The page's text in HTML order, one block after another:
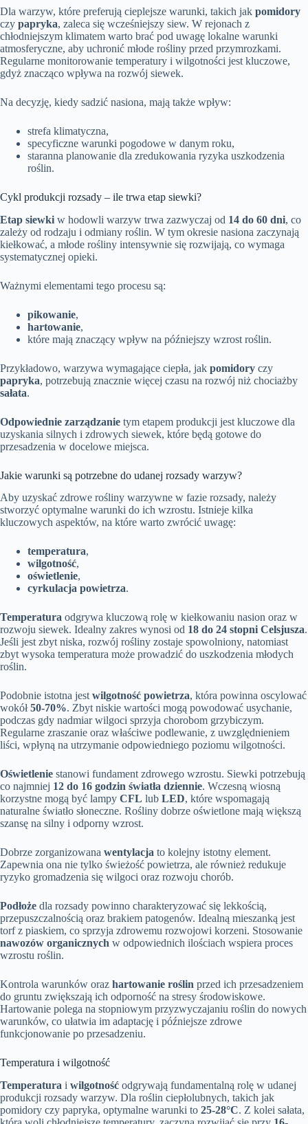
Dla warzyw, które preferują cieplejsze warunki, takich jak pomidory
czy papryka, zaleca się wcześniejszy siew. W rejonach z
chłodniejszym klimatem warto brać pod uwagę lokalne warunki
atmosferyczne, aby uchronić młode rośliny przed przymrozkami.
Regularne monitorowanie temperatury i wilgotności jest kluczowe,
gdyż znacząco wpływa na rozwój siewek.
Na decyzję, kiedy sadzić nasiona, mają także wpływ:
strefa klimatyczna,
specyficzne warunki pogodowe w danym roku,
staranna planowanie dla zredukowania ryzyka uszkodzenia
roślin.
Cykl produkcji rozsady – ile trwa etap siewki?
Etap siewki w hodowli warzyw trwa zazwyczaj od 14 do 60 dni, co
zależy od rodzaju i odmiany roślin. W tym okresie nasiona zaczynają
kiełkować, a młode rośliny intensywnie się rozwijają, co wymaga
systematycznej opieki.
Ważnymi elementami tego procesu są:
pikowanie,
hartowanie,
które mają znaczący wpływ na późniejszy wzrost roślin.
Przykładowo, warzywa wymagające ciepła, jak pomidory czy
papryka, potrzebują znacznie więcej czasu na rozwój niż chociażby
sałata.
Odpowiednie zarządzanie tym etapem produkcji jest kluczowe dla
uzyskania silnych i zdrowych siewek, które będą gotowe do
przesadzenia w docelowe miejsca.
Jakie warunki są potrzebne do udanej rozsady warzyw?
Aby uzyskać zdrowe rośliny warzywne w fazie rozsady, należy
stworzyć optymalne warunki do ich wzrostu. Istnieje kilka
kluczowych aspektów, na które warto zwrócić uwagę:
temperatura,
wilgotność,
oświetlenie,
cyrkulacja powietrza.
Temperatura odgrywa kluczową rolę w kiełkowaniu nasion oraz w
rozwoju siewek. Idealny zakres wynosi od 18 do 24 stopni Celsjusza.
Jeśli jest zbyt niska, rozwój rośliny zostaje spowolniony, natomiast
zbyt wysoka temperatura może prowadzić do uszkodzenia młodych
roślin.
Podobnie istotna jestwilgotność powietrza, która powinna oscylować
wokół50-70%. Zbyt niskie wartości mogą powodować usychanie,
podczas gdy nadmiar wilgoci sprzyja chorobom grzybiczym.
Regularne zraszanie oraz właściwe podlewanie, z uwzględnieniem
liści, wpłyną na utrzymanie odpowiedniego poziomu wilgotności.
Oświetlenie stanowi fundament zdrowego wzrostu. Siewki potrzebują
co najmniej 12 do 16 godzin światła dziennie. Wczesną wiosną
korzystne mogą być lampy CFL lub LED, które wspomagają
naturalne światło słoneczne. Rośliny dobrze oświetlone mają większą
szansę na silny i odporny wzrost.
Dobrze zorganizowana wentylacja to kolejny istotny element.
Zapewnia ona nie tylko świeżość powietrza, ale również redukuje
ryzyko gromadzenia się wilgoci oraz rozwoju chorób.
Podłoże dla rozsady powinno charakteryzować się lekkością,
przepuszczalnością oraz brakiem patogenów. Idealną mieszanką jest
torf z piaskiem, co sprzyja zdrowemu rozwojowi korzeni. Stosowanie
nawozów organicznych w odpowiednich ilościach wspiera proces
wzrostu roślin.
Kontrola warunków oraz hartowanie roślin przed ich przesadzeniem
do gruntu zwiększają ich odporność na stresy środowiskowe.
Hartowanie polega na stopniowym przyzwyczajaniu roślin do nowych
warunków, co ułatwia im adaptację i późniejsze zdrowe
funkcjonowanie po przesadzeniu.
Temperatura i wilgotność
Temperatura i wilgotność odgrywają fundamentalną rolę w udanej
produkcji rozsady warzyw. Dla roślin ciepłolubnych, takich jak
pomidory czy papryka, optymalne warunki to 25-28°C. Z kolei sałata,